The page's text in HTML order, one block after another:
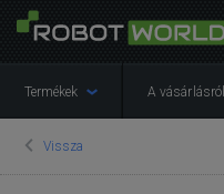
Termékek A vásárlásról
Vissza